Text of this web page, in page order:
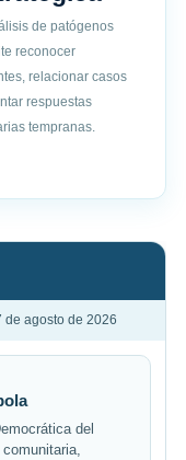
de patógenos
reconocer
relacionar casos
respuestas
tempranas.
agosto de 2026
del